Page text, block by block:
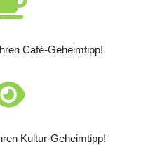
Café-Geheimtipp!
Kultur-Geheimtipp!